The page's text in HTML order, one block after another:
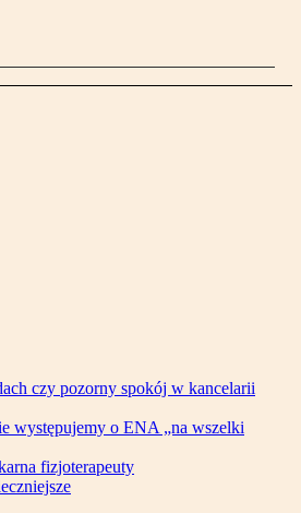
czy pozorny spokój w kancelarii
występujemy o ENA „na wszelki
fizjoterapeuty